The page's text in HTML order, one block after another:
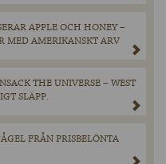
APPLE OCH HONEY –
MED AMERIKANSKT ARV
THE UNIVERSE – WEST
SLÄPP.
FRÅN PRISBELÖNTA